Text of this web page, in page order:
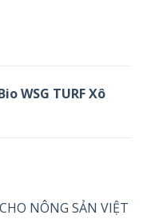
WSG TURF Xô